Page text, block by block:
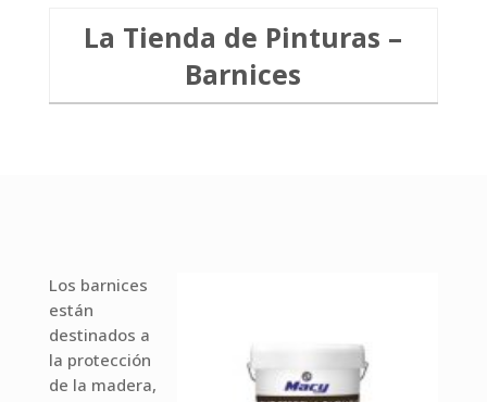
La Tienda de Pinturas –
Barnices
Los barnices
están
destinados a
la protección
de la madera,